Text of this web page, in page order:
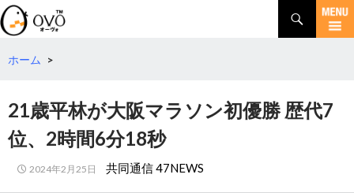
検
索
コ
テ
へ
動
ホーム >
21歳平林が大阪マラソン初優勝 歴代7
位、2時間6分18秒
2024年2月25日 共同通信 47NEWS